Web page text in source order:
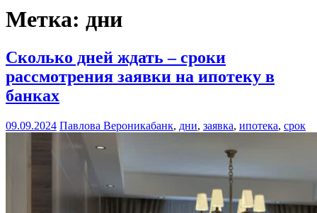
Метка: дни
Сколько дней ждать – сроки
рассмотрения заявки на ипотеку в
банках
09.09.2024 Павлова Вероникабанк, дни, заявка, ипотека, срок